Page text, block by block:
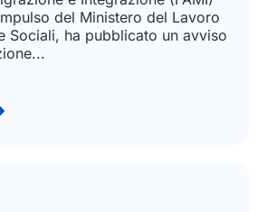
del Ministero del Lavoro
Sociali, ha pubblicato un avviso